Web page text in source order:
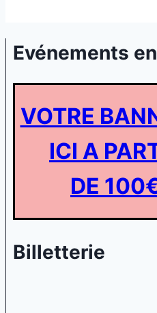
Evénements
VOTRE
ICI A
DE
Billetterie